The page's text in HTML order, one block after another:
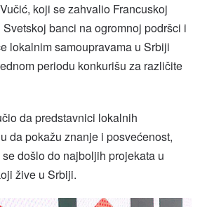
koji se zahvalio Francuskoj
banci na ogromnoj podršci i
lokalnim samoupravama u Srbiji
periodu konkurišu za različite
da predstavnici lokalnih
da pokažu znanje i posvećenost,
došlo do najboljih projekata u
žive u Srbiji.